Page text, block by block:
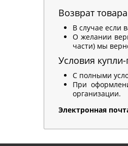
Возврат товара
В случае если
О желании
части) мы
Условия
С полными
При
организации.
Электронная